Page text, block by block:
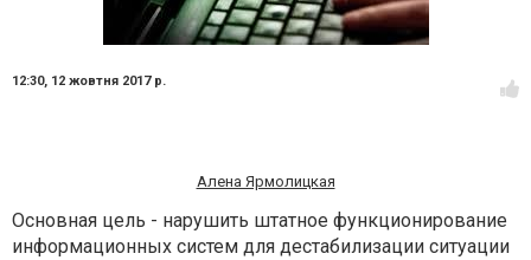
12:30, 12 жовтня 2017 р.
Алена Ярмолицкая
Основная цель - нарушить штатное функционирование
информационных систем для дестабилизации ситуации